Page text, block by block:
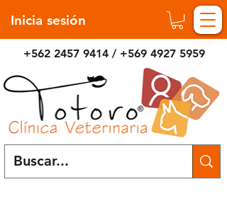
Inicia sesión
+562 2457 9414 / +569 4927 5959